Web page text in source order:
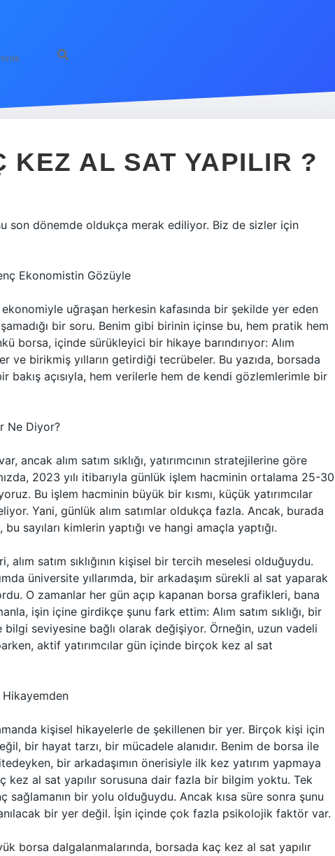
KEZ AL SAT YAPILIR ?
son dönemde oldukça merak ediliyor. Biz de sizler için
Ekonomistin Gözüyle
uğraşan herkesin kafasında bir şekilde yer eden
bir soru. Benim gibi birinin içinse bu, hem pratik hem
borsa, içinde sürükleyici bir hikaye barındırıyor: Alım
ve birikmiş yılların getirdiği tecrübeler. Bu yazıda, borsada
bakış açısıyla, hem verilerle hem de kendi gözlemlerimle bir
Ne Diyor?
ancak alım satım sıklığı, yatırımcının stratejilerine göre
2023 yılı itibarıyla günlük işlem hacminin ortalama 25-30
Bu işlem hacminin büyük bir kısmı, küçük yatırımcılar
Yani, günlük alım satımlar oldukça fazla. Ancak, burada
sayıları kimlerin yaptığı ve hangi amaçla yaptığı.
satım sıklığının kişisel bir tercih meselesi olduğuydu.
üniversite yıllarımda, bir arkadaşım sürekli al sat yaparak
O zamanlar her gün açıp kapanan borsa grafikleri, bana
işin içine girdikçe şunu fark ettim: Alım satım sıklığı, bir
bilgi seviyesine bağlı olarak değişiyor. Örneğin, uzun vadeli
aktif yatırımcılar gün içinde birçok kez al sat
Hikayemden
kişisel hikayelerle de şekillenen bir yer. Birçok kişi için
bir hayat tarzı, bir mücadele alanıdır. Benim de borsa ile
bir arkadaşımın önerisiyle ilk kez yatırım yapmaya
kez al sat yapılır sorusuna dair fazla bir bilgim yoktu. Tek
sağlamanın bir yolu olduğuydu. Ancak kısa süre sonra şunu
bir yer değil. İşin içinde çok fazla psikolojik faktör var.
borsa dalgalanmalarında, borsada kaç kez al sat yapılır